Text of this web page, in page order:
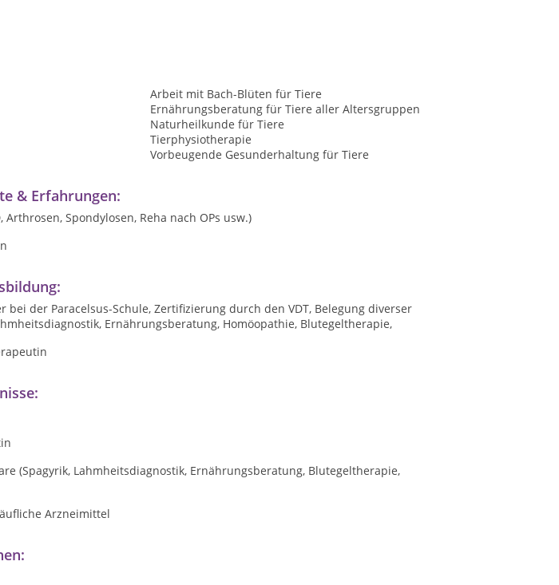
Arbeit mit Bach-Blüten für Tiere
Ernährungsberatung für Tiere aller Altersgruppen
Naturheilkunde für Tiere
Tierphysiotherapie
Vorbeugende Gesunderhaltung für Tiere
& Erfahrungen:
Spondylosen, Reha nach OPs usw.)
der Paracelsus-Schule, Zertifizierung durch den VDT, Belegung diverser
Ernährungsberatung, Homöopathie, Blutegeltherapie,
(Spagyrik, Lahmheitsdiagnostik, Ernährungsberatung, Blutegeltherapie,
Arzneimittel